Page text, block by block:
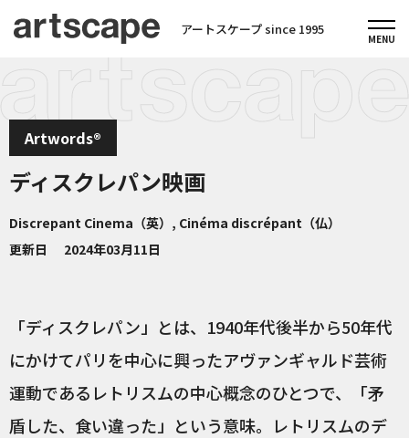
アートスケープ since 1995
Artwords®
ディスクレパン映画
Discrepant Cinema（英）, Cinéma discrépant（仏）
更新日
2024年03月11日
「ディスクレパン」とは、1940年代後半から50年代
にかけてパリを中心に興ったアヴァンギャルド芸術
運動であるレトリスムの中心概念のひとつで、「矛
盾した、食い違った」という意味。レトリスムのデ